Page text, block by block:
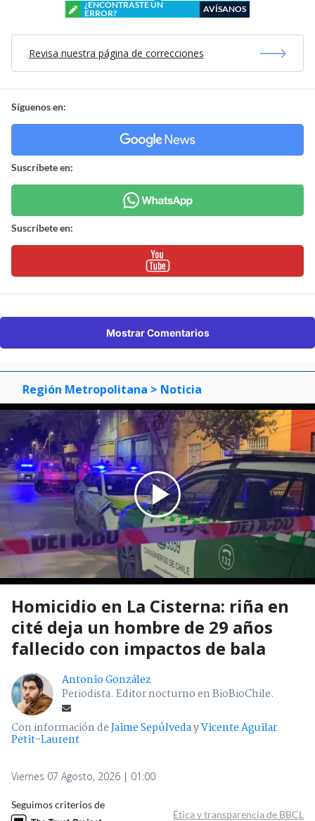
¿ENCONTRASTE UN
ERROR?
AVÍSANOS
Revisa nuestra página de correcciones
Síguenos en:
Suscríbete en:
Suscríbete en:
Mostrar Comentarios
Región Metropolitana > Noticia
Homicidio en La Cisterna: riña en
cité deja un hombre de 29 años
fallecido con impactos de bala
Antonio González
Periodista. Editor nocturno en BioBioChile.
Con información deJaime SepúlvedayVicente Aguilar
Petit-Laurent
Viernes 07 Agosto, 2026 | 01:00
Seguimos criterios de
Ética y transparencia de BBCL